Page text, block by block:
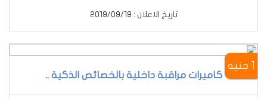
تاريخ الاعلان : 2019/09/19
1 جنيه
كاميرات مراقبة داخلية بالخصائص الذكية ..